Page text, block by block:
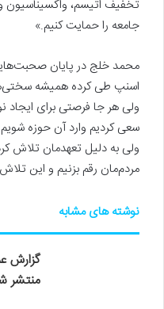
تخفیف اتیسم،
جامعه را حمایت کنیم.»
محمد خلج در پایان
اسنپ طی کرده همیشه
ولی هر جا فرصتی برای ایجاد
سعی کردیم وارد آن حوزه
ولی به دلیل تعهدمان تلاش
مردم‌مان رقم بزنیم و این
نوشته های مشابه
منتشر